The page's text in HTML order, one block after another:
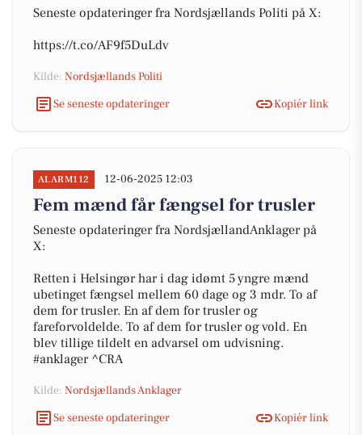
Seneste opdateringer fra Nordsjællands Politi på X:
https://t.co/AF9f5DuLdv
Kilde: Nordsjællands Politi
Se seneste opdateringer
Kopiér link
ALARM112 12-06-2025 12:03
Fem mænd får fængsel for trusler
Seneste opdateringer fra NordsjællandAnklager på
X:
Retten i Helsingør har i dag idømt 5 yngre mænd
ubetinget fængsel mellem 60 dage og 3 mdr. To af
dem for trusler. En af dem for trusler og
fareforvoldelde. To af dem for trusler og vold. En
blev tillige tildelt en advarsel om udvisning.
#anklager ^CRA
Kilde: Nordsjællands Anklager
Se seneste opdateringer
Kopiér link